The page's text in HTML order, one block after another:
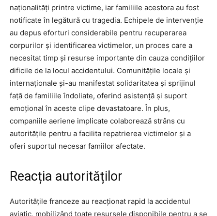
naționalități printre victime, iar familiile acestora au fost
notificate în legătură cu tragedia. Echipele de intervenție
au depus eforturi considerabile pentru recuperarea
corpurilor și identificarea victimelor, un proces care a
necesitat timp și resurse importante din cauza condițiilor
dificile de la locul accidentului. Comunitățile locale și
internaționale și-au manifestat solidaritatea și sprijinul
față de familiile îndoliate, oferind asistență și suport
emoțional în aceste clipe devastatoare. În plus,
companiile aeriene implicate colaborează strâns cu
autoritățile pentru a facilita repatrierea victimelor și a
oferi suportul necesar famiilor afectate.
Reacția autorităților
Autoritățile franceze au reacționat rapid la accidentul
aviatic, mobilizând toate resursele disponibile pentru a se